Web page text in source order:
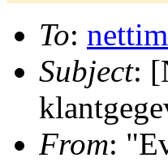
To:
Subject:
From: